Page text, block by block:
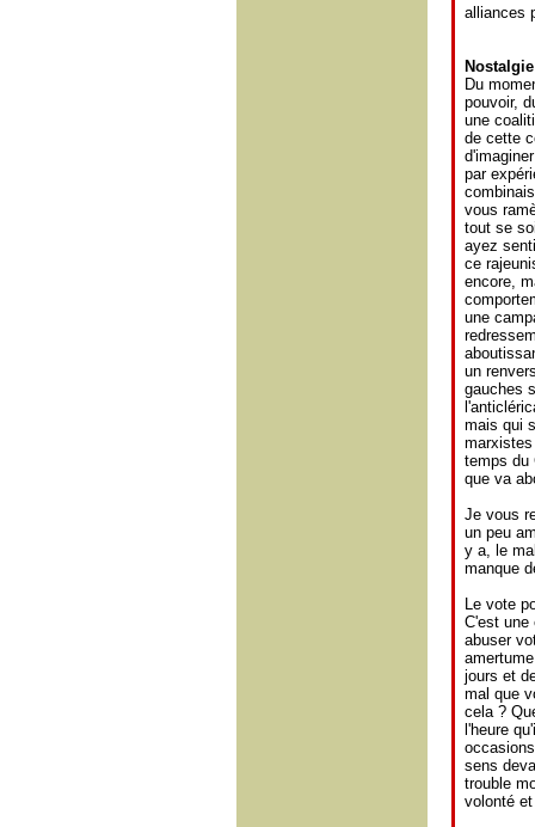
alliances
Du
pouvoir,
une
de cette
par
vous
tout se
ayez
ce
encore,
une
un
gauches
mais qui
temps du
que va
Je vous
un peu
y a, le
manque
Le vote
C'est une
abuser
jours et
mal que
cela ?
l'heure
sens
trouble
volonté